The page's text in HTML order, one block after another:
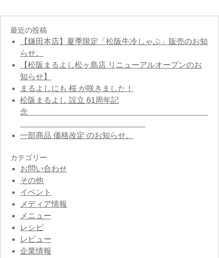
最近の投稿
【鎌田本店】夏季限定「松阪牛冷しゃぶ」販売のお知
らせ。
【松阪まるよし松ヶ島店 リニューアルオープンのお
知らせ】
まるよしにも 桜 が咲きました！
松阪まるよし 設立 61周年記
念
一部商品 価格改定 のお知らせ。
カテゴリー
お問い合わせ
その他
イベント
メディア情報
メニュー
レシピ
レビュー
企業情報